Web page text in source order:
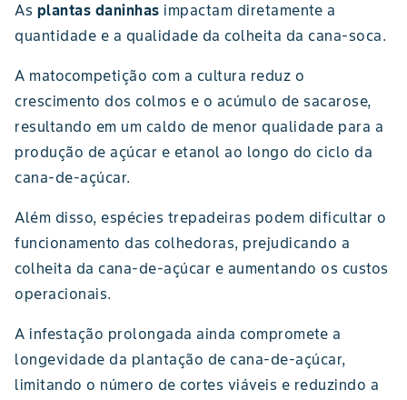
As plantas daninhas impactam diretamente a
quantidade e a qualidade da colheita da cana-soca.
A matocompetição com a cultura reduz o
crescimento dos colmos e o acúmulo de sacarose,
resultando em um caldo de menor qualidade para a
produção de açúcar e etanol ao longo do ciclo da
cana-de-açúcar.
Além disso, espécies trepadeiras podem dificultar o
funcionamento das colhedoras, prejudicando a
colheita da cana-de-açúcar e aumentando os custos
operacionais.
A infestação prolongada ainda compromete a
longevidade da plantação de cana-de-açúcar,
limitando o número de cortes viáveis e reduzindo a